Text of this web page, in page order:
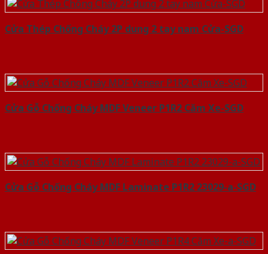
Cửa Thép Chống Cháy 2P dung 2 tay nam Cửa-SGD
Cửa Gỗ Chống Cháy MDF Veneer P1R2 Căm Xe-SGD
Cửa Gỗ Chống Cháy MDF Laminate P1R2 23029-a-SGD